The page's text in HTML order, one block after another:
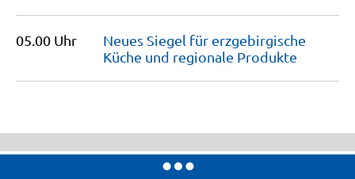
05.00 Uhr
Neues Siegel für erzgebirgische
Küche und regionale Produkte